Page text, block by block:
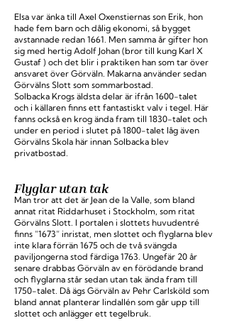
Elsa var änka till Axel Oxenstiernas son Erik, hon
hade fem barn och dålig ekonomi, så bygget
avstannade redan 1661. Men samma år gifter hon
sig med hertig Adolf Johan (bror till kung Karl X
Gustaf ) och det blir i praktiken han som tar över
ansvaret över Görväln. Makarna använder sedan
Görvälns Slott som sommarbostad.
Solbacka Krogs äldsta delar är ifrån 1600-talet
och i källaren finns ett fantastiskt valv i tegel. Här
fanns också en krog ända fram till 1830-talet och
under en period i slutet på 1800-talet låg även
Görvälns Skola här innan Solbacka blev
privatbostad.
Flyglar utan tak
Man tror att det är Jean de la Valle, som bland
annat ritat Riddarhuset i Stockholm, som ritat
Görvälns Slott. I portalen i slottets huvudentré
finns ”1673” inristat, men slottet och flyglarna blev
inte klara förrän 1675 och de två svängda
paviljongerna stod färdiga 1763. Ungefär 20 år
senare drabbas Görväln av en förödande brand
och flyglarna står sedan utan tak ända fram till
1750-talet. Då ägs Görväln av Pehr Carlsköld som
bland annat planterar lindallén som går upp till
slottet och anlägger ett tegelbruk.